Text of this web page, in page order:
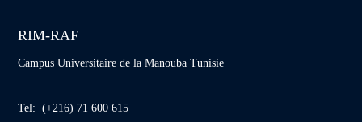
RIM-RAF
Campus Universitaire de la Manouba Tunisie
Tel: (+216) 71 600 615